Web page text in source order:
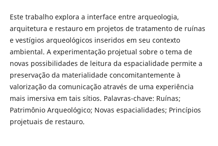
Este trabalho explora a interface entre arqueologia,
arquitetura e restauro em projetos de tratamento de ruínas
e vestígios arqueológicos inseridos em seu contexto
ambiental. A experimentação projetual sobre o tema de
novas possibilidades de leitura da espacialidade permite a
preservação da materialidade concomitantemente à
valorização da comunicação através de uma experiência
mais imersiva em tais sítios. Palavras-chave: Ruínas;
Patrimônio Arqueológico; Novas espacialidades; Princípios
projetuais de restauro.